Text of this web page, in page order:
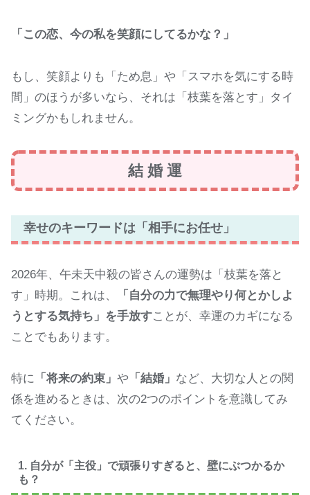
「この恋、今の私を笑顔にしてるかな？」
もし、笑顔よりも「ため息」や「スマホを気にする時
間」のほうが多いなら、それは「枝葉を落とす」タイ
ミングかもしれません。
結 婚 運
幸せのキーワードは「相手にお任せ」
2026年、午未天中殺の皆さんの運勢は「枝葉を落と
す」時期。これは、
「自分の力で無理やり何とかしよ
うとする気持ち」を手放すことが、幸運のカギになる
ことでもあります。
特に 「将来の約束」 や 「結婚」 など、大切な人との関
係を進めるときは、次の2つのポイントを意識してみ
てください。
1. 自分が「主役」で頑張りすぎると、壁にぶつかるか
も？